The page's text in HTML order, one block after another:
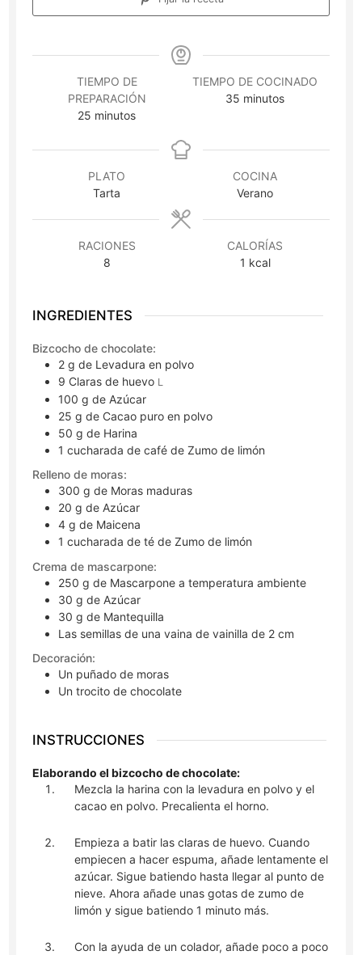
TIEMPO DE
PREPARACIÓN
25 minutos
minutos
TIEMPO DE COCINADO
35 minutos
minutos
PLATO
Tarta
COCINA
Verano
RACIONES
8
CALORÍAS
1 kcal
INGREDIENTES
Bizcocho de chocolate:
2 g de Levadura en polvo
9 Claras de huevo L
100 g de Azúcar
25 g de Cacao puro en polvo
50 g de Harina
1 cucharada de café de Zumo de limón
Relleno de moras:
300 g de Moras maduras
20 g de Azúcar
4 g de Maicena
1 cucharada de té de Zumo de limón
Crema de mascarpone:
250 g de Mascarpone a temperatura ambiente
30 g de Azúcar
30 g de Mantequilla
Las semillas de una vaina de vainilla de 2 cm
Decoración:
Un puñado de moras
Un trocito de chocolate
INSTRUCCIONES
Elaborando el bizcocho de chocolate:
Mezcla la harina con la levadura en polvo y el
cacao en polvo. Precalienta el horno.
Empieza a batir las claras de huevo. Cuando
empiecen a hacer espuma, añade lentamente el
azúcar. Sigue batiendo hasta llegar al punto de
nieve. Ahora añade unas gotas de zumo de
limón y sigue batiendo 1 minuto más.
Con la ayuda de un colador, añade poco a poco